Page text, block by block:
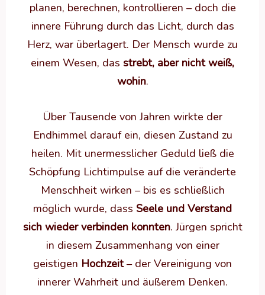
planen, berechnen, kontrollieren – doch die
innere Führung durch das Licht, durch das
Herz, war überlagert. Der Mensch wurde zu
einem Wesen, das strebt, aber nicht weiß,
wohin.
Über Tausende von Jahren wirkte der
Endhimmel darauf ein, diesen Zustand zu
heilen. Mit unermesslicher Geduld ließ die
Schöpfung Lichtimpulse auf die veränderte
Menschheit wirken – bis es schließlich
möglich wurde, dass Seele und Verstand
sich wieder verbinden konnten. Jürgen spricht
in diesem Zusammenhang von einer
geistigen Hochzeit– der Vereinigung von
innerer Wahrheit und äußerem Denken.